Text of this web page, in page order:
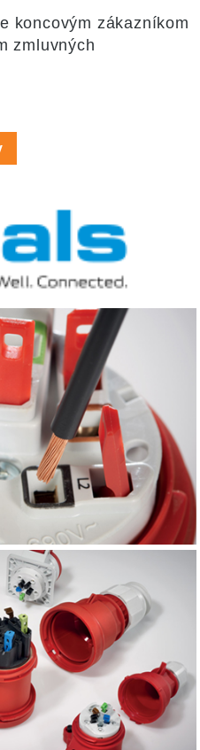
koncovým zákazníkom
zmluvných